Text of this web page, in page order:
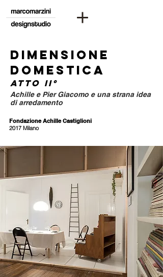
Dimensione
domestica
atto II°
Achille e Pier Giacomo e una strana idea
di arredamento
Fondazione Achille Castiglioni
2017 Milano